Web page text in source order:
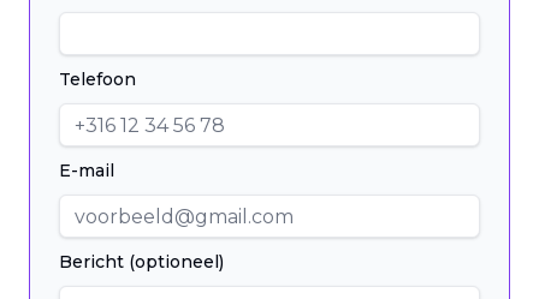
Telefoon
E-mail
Bericht (optioneel)